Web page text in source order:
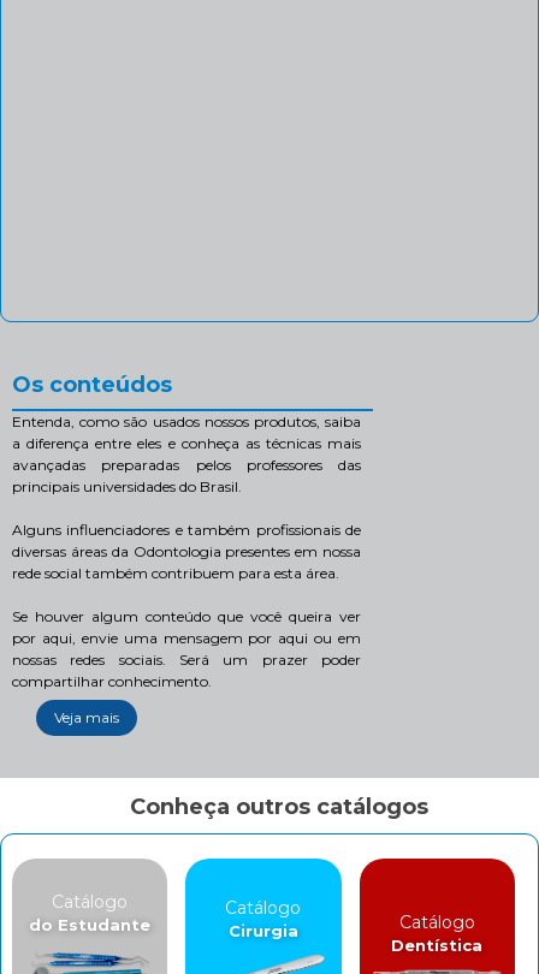
Os conteúdos
Entenda, como são usados nossos produtos, saiba
a diferença entre eles e conheça as técnicas mais
avançadas preparadas pelos professores das
principais universidades do Brasil.
Alguns influenciadores e também profissionais de
diversas áreas da Odontologia presentes em nossa
rede social também contribuem para esta área.
Se houver algum conteúdo que você queira ver
por aqui, envie uma mensagem por aqui ou em
nossas redes sociais. Será um prazer poder
compartilhar conhecimento.
Veja mais
Conheça outros catálogos
Catálogo
do Estudante
Catálogo
Cirurgia Catálogo
Dentística